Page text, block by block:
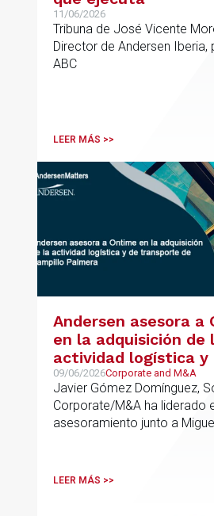
11/06/2026
Tribuna de José Vicente
Director de Andersen Iberia,
ABC
LEER MÁS >>
Andersen asesora a
en la adquisición de
actividad logística y
transporte de
Palmera
09/06/2026Corporate and M&A
Javier Gómez Domínguez,
Corporate/M&A ha liderado
asesoramiento junto a
LEER MÁS >>